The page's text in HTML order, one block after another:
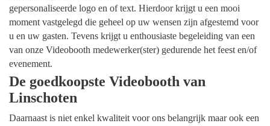
gepersonaliseerde logo en of text. Hierdoor krijgt u een mooi
moment vastgelegd die geheel op uw wensen zijn afgestemd voor
u en uw gasten. Tevens krijgt u enthousiaste begeleiding van een
van onze Videobooth medewerker(ster) gedurende het feest en/of
evenement.
De goedkoopste Videobooth van
Linschoten
Daarnaast is niet enkel kwaliteit voor ons belangrijk maar ook een